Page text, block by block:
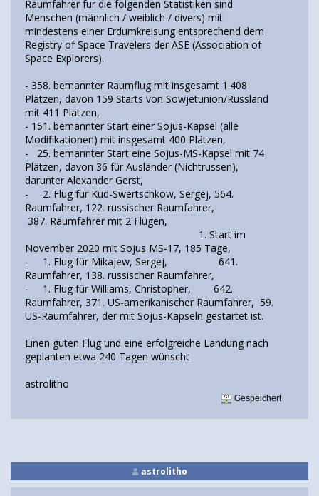
Raumfahrer für die folgenden Statistiken sind
Menschen (männlich / weiblich / divers) mit
mindestens einer Erdumkreisung entsprechend dem
Registry of Space Travelers der ASE (Association of
Space Explorers).
- 358. bemannter Raumflug mit insgesamt 1.408
Plätzen, davon 159 Starts von Sowjetunion/Russland
mit 411 Plätzen,
- 151. bemannter Start einer Sojus-Kapsel (alle
Modifikationen) mit insgesamt 400 Plätzen,
- 25. bemannter Start eine Sojus-MS-Kapsel mit 74
Plätzen, davon 36 für Ausländer (Nichtrussen),
darunter Alexander Gerst,
- 2. Flug für Kud-Swertschkow, Sergej, 564.
Raumfahrer, 122. russischer Raumfahrer,
387. Raumfahrer mit 2 Flügen,
1. Start im
November 2020 mit Sojus MS-17, 185 Tage,
- 1. Flug für Mikajew, Sergej, 641.
Raumfahrer, 138. russischer Raumfahrer,
- 1. Flug für Williams, Christopher, 642.
Raumfahrer, 371. US-amerikanischer Raumfahrer, 59.
US-Raumfahrer, der mit Sojus-Kapseln gestartet ist.
Einen guten Flug und eine erfolgreiche Landung nach
geplanten etwa 240 Tagen wünscht
astrolitho
Gespeichert
astrolitho